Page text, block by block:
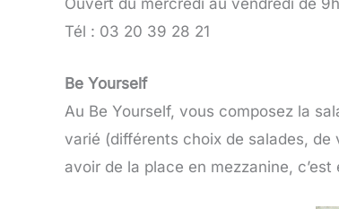
Ouvert du mercredi au vendredi de
Tél : 03 20 39 28 21
Be Yourself
Au Be Yourself, vous composez la
varié (différents choix de salades,
avoir de la place en mezzanine, c’est